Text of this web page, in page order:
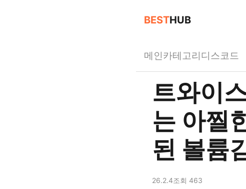
BESTHUB
메인카테고리디스코드
트와이
는 아찔
된 볼륨
26.2.4조회 463